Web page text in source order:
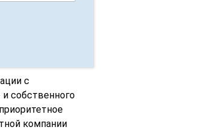
с
собственного
компании